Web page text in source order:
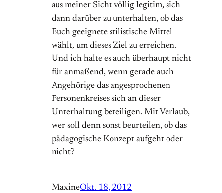
aus meiner Sicht völlig legitim, sich
dann darüber zu unterhalten, ob das
Buch geeignete stilistische Mittel
wählt, um dieses Ziel zu erreichen.
Und ich halte es auch überhaupt nicht
für anmaßend, wenn gerade auch
Angehörige das angesprochenen
Personenkreises sich an dieser
Unterhaltung beteiligen. Mit Verlaub,
wer soll denn sonst beurteilen, ob das
pädagogische Konzept aufgeht oder
nicht?
MaxineOkt. 18, 2012